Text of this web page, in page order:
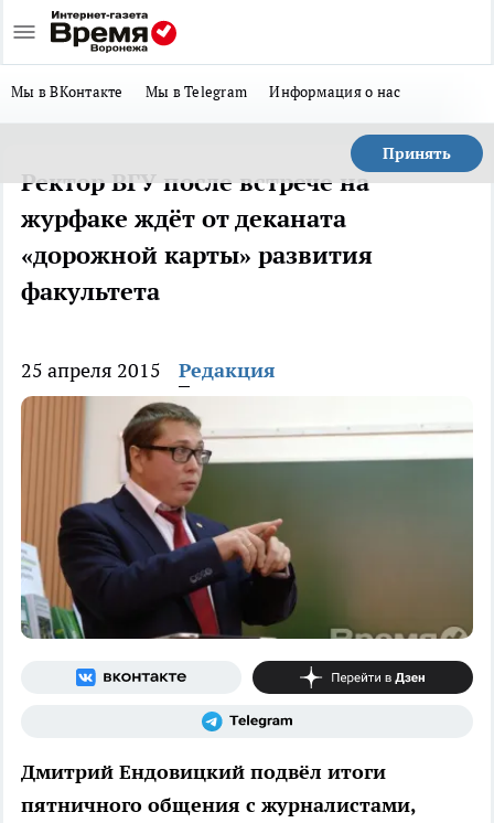
Мы в ВКонтакте Мы в Telegram Информация о нас
Принять
Ректор ВГУ после встрече на
журфаке ждёт от деканата
«дорожной карты» развития
факультета
25 апреля 2015 Редакция
Дмитрий Ендовицкий подвёл итоги
пятничного общения с журналистами,